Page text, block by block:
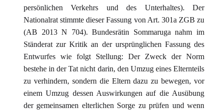
persönlichen Verkehrs und des Unterhaltes). Der
Nationalrat stimmte dieser Fassung von Art. 301a ZGB zu
(AB 2013 N 704). Bundesrätin Sommaruga nahm im
Ständerat zur Kritik an der ursprünglichen Fassung des
Entwurfes wie folgt Stellung: Der Zweck der Norm
bestehe in der Tat nicht darin, den Umzug eines Elternteils
zu verhindern, sondern die Eltern dazu zu bewegen, vor
einem Umzug dessen Auswirkungen auf die Ausübung
der gemeinsamen elterlichen Sorge zu prüfen und wenn